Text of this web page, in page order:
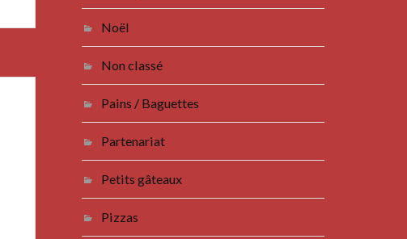
Noël
Non classé
Pains / Baguettes
Partenariat
Petits gâteaux
Pizzas